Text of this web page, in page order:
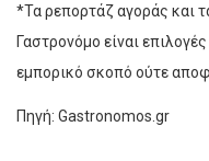
*Τα ρεπορτάζ αγοράς και
Γαστρονόμο είναι
εμπορικό σκοπό ούτε
Πηγή: Gastronomos.gr